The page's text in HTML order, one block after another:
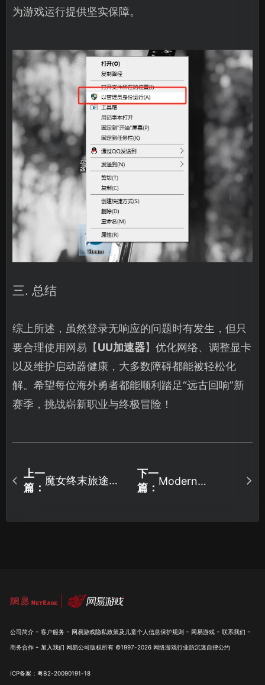
为游戏运行提供坚实保障。
三. 总结
综上所述，虽然登录无响应的问题时有发生，但只
要合理使用网易【UU加速器】优化网络、调整显卡
以及维护启动器健康，大多数障碍都能被轻松化
解。希望每位海外勇者都能顺利踏足“远古回响”新
赛季，挑战崭新职业与终极冒险！
上一
篇：
魔女终末旅途连
下一
篇：
Modern
公司简介 - 客户服务 - 网易游戏隐私政策及儿童个人信息保护规则 - 网易游戏 - 联系我们 -
商务合作 - 加入我们 网易公司版权所有 ©1997-2026 网络游戏行业防沉迷自律公约
ICP备案：粤B2-20090191-18